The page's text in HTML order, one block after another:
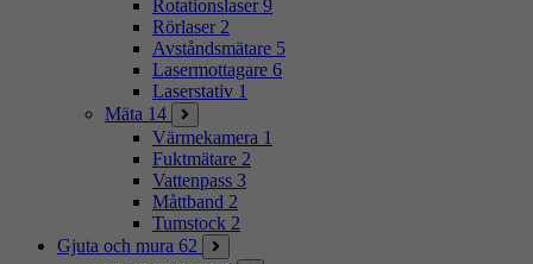
Rotationslaser 9
Rörlaser 2
Avståndsmätare 5
Lasermottagare 6
Laserstativ 1
Mäta 14
Värmekamera 1
Fuktmätare 2
Vattenpass 3
Måttband 2
Tumstock 2
Gjuta och mura 62